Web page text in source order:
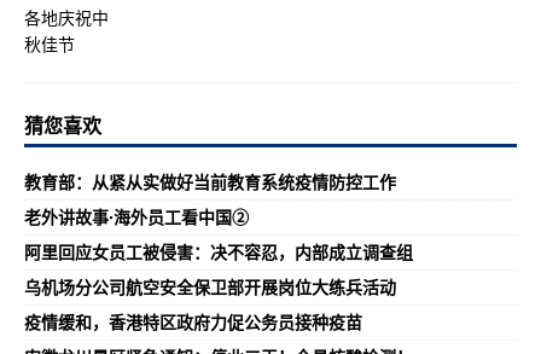
猜您喜欢
教育部：从紧从实做好当前教育系统疫情防控工作
老外讲故事·海外员工看中国②
阿里回应女员工被侵害：决不容忍，内部成立调查组
乌机场分公司航空安全保卫部开展岗位大练兵活动
疫情缓和，香港特区政府力促公务员接种疫苗